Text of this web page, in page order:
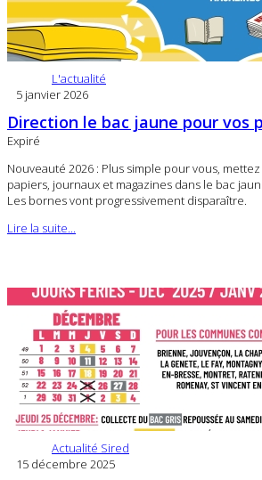
L'actualité
5 janvier 2026
Direction le bac jaune pour vos
Expiré
Nouveauté 2026 : Plus simple pour vous,
papiers, journaux et magazines dans le bac
Les bornes vont progressivement disparaître.
Lire la suite...
Actualité Sired
15 décembre 2025